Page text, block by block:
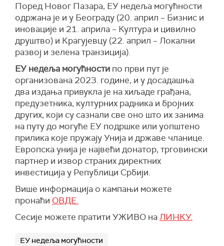
Поред Новог Пазара, ЕУ недеља могућности
одржана је и у Београду (20. април – Бизнис и
иновације и 21. априла – Култура и цивилно
друштво) и Крагујевцу (22. април – Локални
развој и зелена транзиција).
ЕУ недеља могућности по први пут је
организована 2023. године, и у досадашња
два издања привукла је на хиљаде грађана,
предузетника, културних радника и бројних
других, који су сазнали све оно што их занима
на путу до могуће ЕУ подршке или уопштено
прилика које пружају Унија и државе чланице.
Европска унија је највећи донатор, трговински
партнер и извор страних директних
инвестиција у Републици Србији.
Више информација о кампањи можете
пронаћи ОВДЕ.
Сесије можете пратити УЖИВО наЛИНКУ.
ЕУ недеља могућности